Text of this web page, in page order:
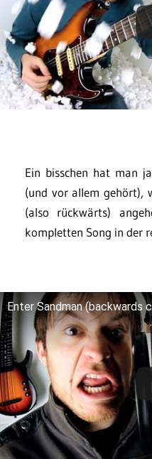
Ein bisschen hat man
(und vor allem gehört),
(also rückwärts)
kompletten Song in der
Enter Sandman (backwards